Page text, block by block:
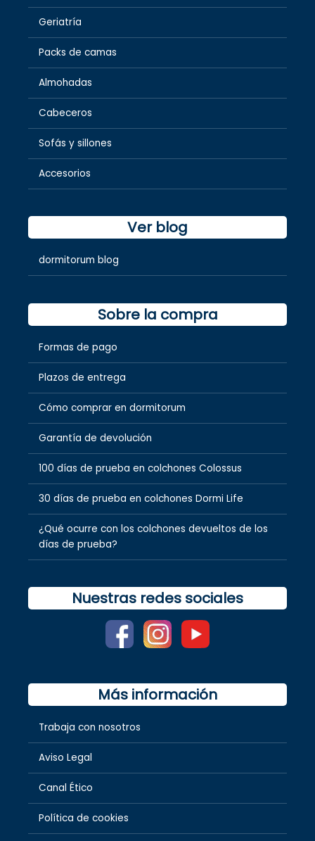
Geriatría
Packs de camas
Almohadas
Cabeceros
Sofás y sillones
Accesorios
Ver blog
dormitorum blog
Sobre la compra
Formas de pago
Plazos de entrega
Cómo comprar en dormitorum
Garantía de devolución
100 días de prueba en colchones Colossus
30 días de prueba en colchones Dormi Life
¿Qué ocurre con los colchones devueltos de los
días de prueba?
Nuestras redes sociales
Más información
Trabaja con nosotros
Aviso Legal
Canal Ético
Política de cookies